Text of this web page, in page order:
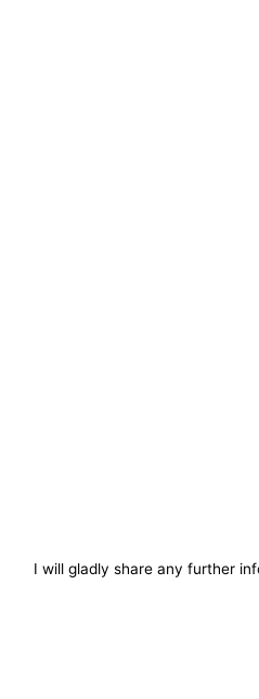
I will gladly share any further